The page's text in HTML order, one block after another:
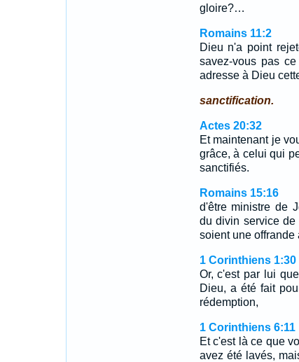
gloire?…
Romains 11:2
Dieu n'a point
savez-vous pas
adresse à Dieu
sanctification.
Actes 20:32
Et maintenant je
grâce, à celui qui
sanctifiés.
Romains 15:16
d'être ministre de
du divin service
soient une offrande
1 Corinthiens 1:30
Or, c'est par lui
Dieu, a été fait
rédemption,
1 Corinthiens 6:11
Et c'est là ce que
avez été lavés,